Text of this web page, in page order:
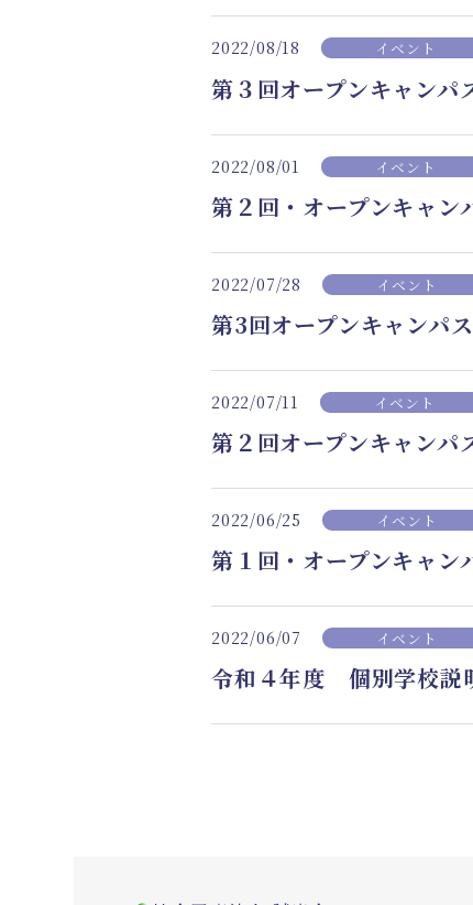
2022/08/18 イベント
第３回オープンキャン
2022/08/01 イベント
第２回・オープンキャン
2022/07/28 イベント
第3回オープンキャンパ
2022/07/11 イベント
第２回オープンキャン
2022/06/25 イベント
第１回・オープンキャン
2022/06/07 イベント
令和４年度 個別学校説